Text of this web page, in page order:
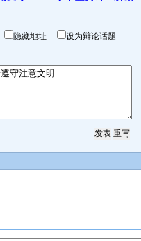
隐藏地址 设为辩论话题